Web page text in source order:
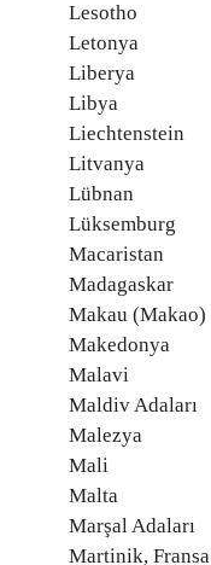
Lesotho
Letonya
Liberya
Libya
Liechtenstein
Litvanya
Lübnan
Lüksemburg
Macaristan
Madagaskar
Makau (Makao)
Makedonya
Malavi
Maldiv Adaları
Malezya
Mali
Malta
Marşal Adaları
Martinik, Fransa